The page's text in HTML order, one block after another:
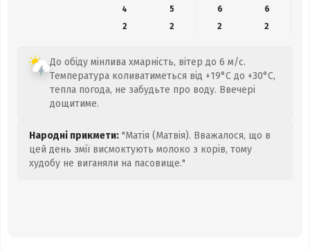
4
5 6
6
2
2 2 2
До обіду мінлива хмарність, вітер до 6 м/с.
Температура коливатиметься від +19°C до +30°C,
тепла погода, не забудьте про воду. Ввечері
дощитиме.
Народні прикмети: "Матія (Матвія). Вважалося, що в
цей день змії висмоктують молоко з корів, тому
худобу не виганяли на пасовище."